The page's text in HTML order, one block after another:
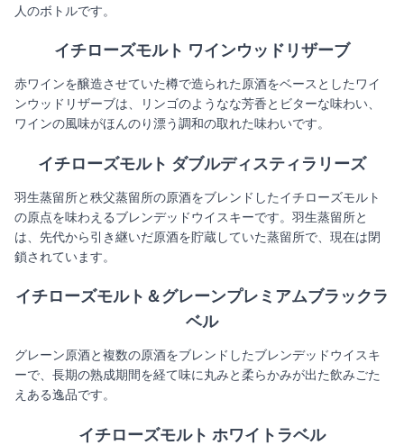
人のボトルです。
イチローズモルト ワインウッドリザーブ
赤ワインを醸造させていた樽で造られた原酒をベースとしたワイ
ンウッドリザーブは、リンゴのようなな芳香とビターな味わい、
ワインの風味がほんのり漂う調和の取れた味わいです。
イチローズモルト ダブルディスティラリーズ
羽生蒸留所と秩父蒸留所の原酒をブレンドしたイチローズモルト
の原点を味わえるブレンデッドウイスキーです。羽生蒸留所と
は、先代から引き継いだ原酒を貯蔵していた蒸留所で、現在は閉
鎖されています。
イチローズモルト＆グレーンプレミアムブラックラ
ベル
グレーン原酒と複数の原酒をブレンドしたブレンデッドウイスキ
ーで、長期の熟成期間を経て味に丸みと柔らかみが出た飲みごた
えある逸品です。
イチローズモルト ホワイトラベル